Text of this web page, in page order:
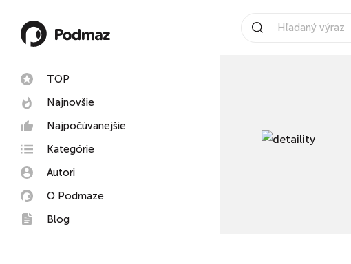
TOP
Najnovšie
Najpočúvanejšie
Kategórie
Autori
O Podmaze
Blog